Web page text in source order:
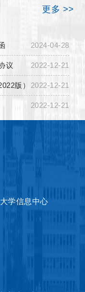
更多 >>
2024-04-28
2022-12-21
议
2022-12-21
版）
2022-12-21
学信息中心